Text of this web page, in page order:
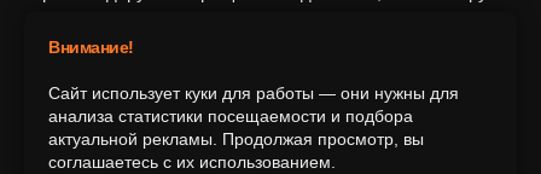
ПОДПИШИТЕСЬ НА НАС
Внимание!
Сайт использует куки для работы — они нужны для
анализа статистики посещаемости и подбора
актуальной рекламы. Продолжая просмотр, вы
соглашаетесь с их использованием.